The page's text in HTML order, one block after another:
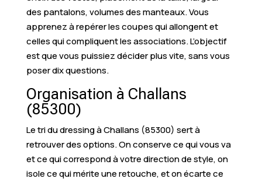
des pantalons, volumes des manteaux. Vous
apprenez à repérer les coupes qui allongent et
celles qui compliquent les associations. L’objectif
est que vous puissiez décider plus vite, sans vous
poser dix questions.
Organisation à Challans
(85300)
Le tri du dressing à Challans (85300) sert à
retrouver des options. On conserve ce qui vous va
et ce qui correspond à votre direction de style, on
isole ce qui mérite une retouche, et on écarte ce